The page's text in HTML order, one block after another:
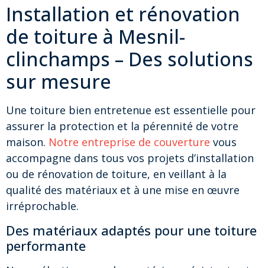
Installation et rénovation
de toiture à Mesnil-
clinchamps – Des solutions
sur mesure
Une toiture bien entretenue est essentielle pour
assurer la protection et la pérennité de votre
maison. Notre entreprise de couverture vous
accompagne dans tous vos projets d’installation
ou de rénovation de toiture, en veillant à la
qualité des matériaux et à une mise en œuvre
irréprochable.
Des matériaux adaptés pour une toiture
performante